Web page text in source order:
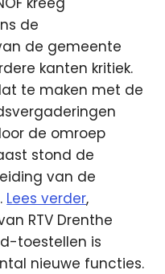
de
de gemeente
kanten kritiek.
te maken met de
de omroep
stond de
van de
Lees verder,
RTV Drenthe
toestellen is
nieuwe functies.